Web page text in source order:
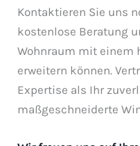
Kontaktieren Sie uns
kostenlose Beratung
Wohnraum mit einem
erweitern können.
Expertise als Ihr
maßgeschneiderte